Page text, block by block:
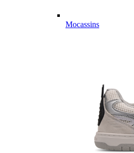
Mocassins